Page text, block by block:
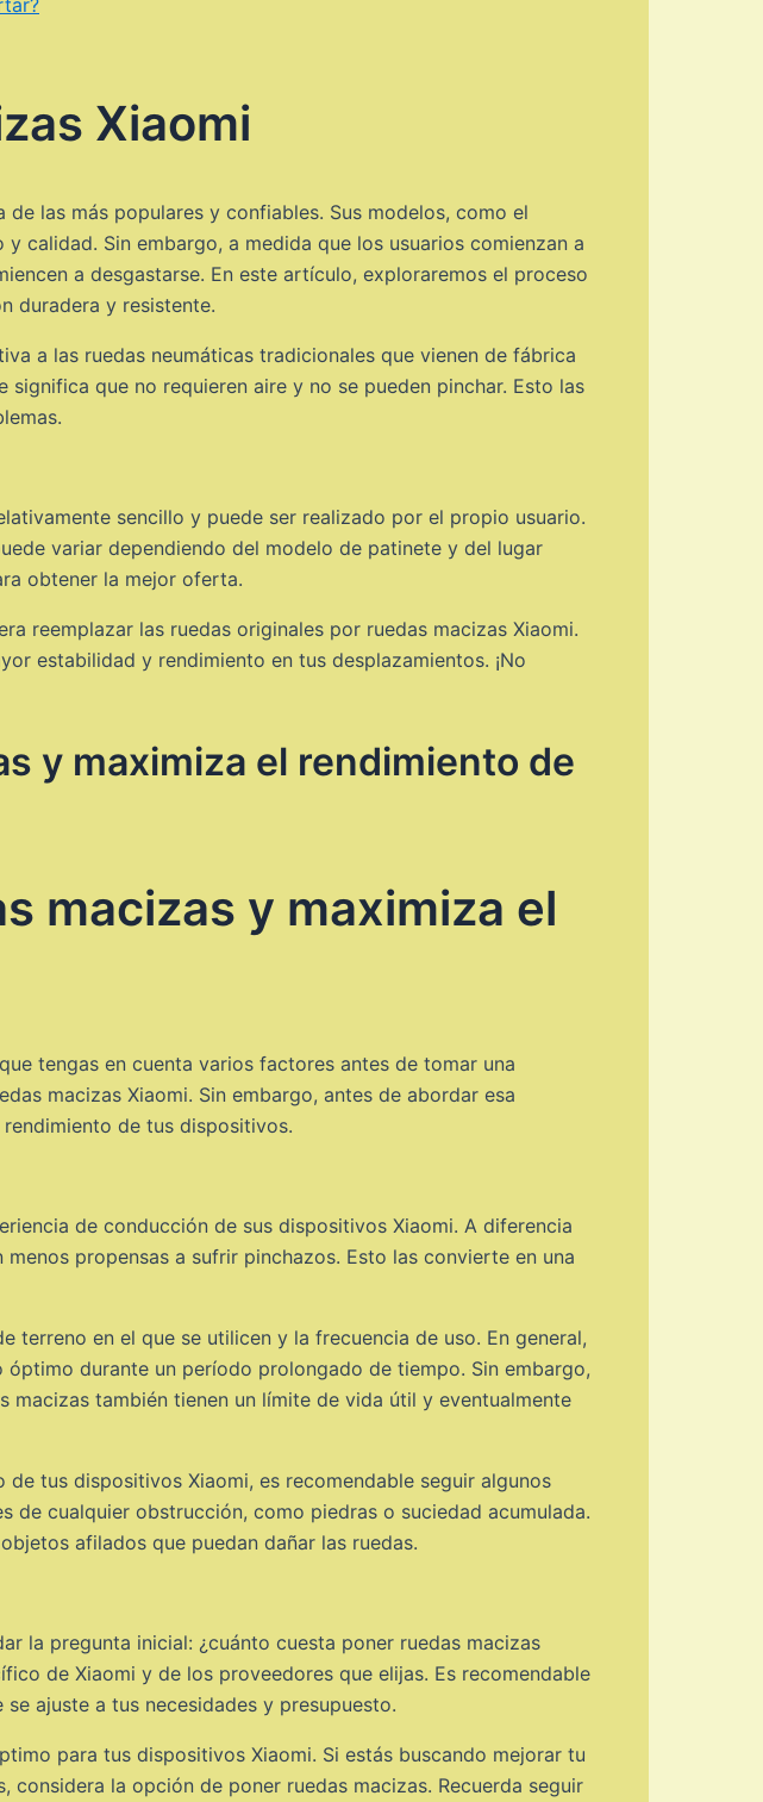
Xiaomi
las más populares y confiables. Sus modelos, como el
calidad. Sin embargo, a medida que los usuarios comienzan a
a desgastarse. En este artículo, exploraremos el proceso
duradera y resistente.
a las ruedas neumáticas tradicionales que vienen de fábrica
que no requieren aire y no se pueden pinchar. Esto las
sencillo y puede ser realizado por el propio usuario.
variar dependiendo del modelo de patinete y del lugar
obtener la mejor oferta.
reemplazar las ruedas originales por ruedas macizas Xiaomi.
estabilidad y rendimiento en tus desplazamientos. ¡No
y maximiza el rendimiento de
macizas y maximiza el
tengas en cuenta varios factores antes de tomar una
macizas Xiaomi. Sin embargo, antes de abordar esa
de tus dispositivos.
de conducción de sus dispositivos Xiaomi. A diferencia
propensas a sufrir pinchazos. Esto las convierte en una
en el que se utilicen y la frecuencia de uso. En general,
durante un período prolongado de tiempo. Sin embargo,
también tienen un límite de vida útil y eventualmente
tus dispositivos Xiaomi, es recomendable seguir algunos
de cualquier obstrucción, como piedras o suciedad acumulada.
afilados que puedan dañar las ruedas.
la pregunta inicial: ¿cuánto cuesta poner ruedas macizas
de Xiaomi y de los proveedores que elijas. Es recomendable
ajuste a tus necesidades y presupuesto.
para tus dispositivos Xiaomi. Si estás buscando mejorar tu
la opción de poner ruedas macizas. Recuerda seguir